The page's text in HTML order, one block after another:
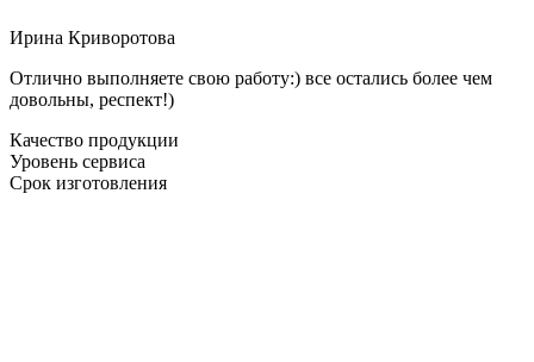
Ирина Криворотова
Отлично выполняете свою работу:) все остались более чем
довольны, респект!)
Качество продукции
Уровень сервиса
Срок изготовления